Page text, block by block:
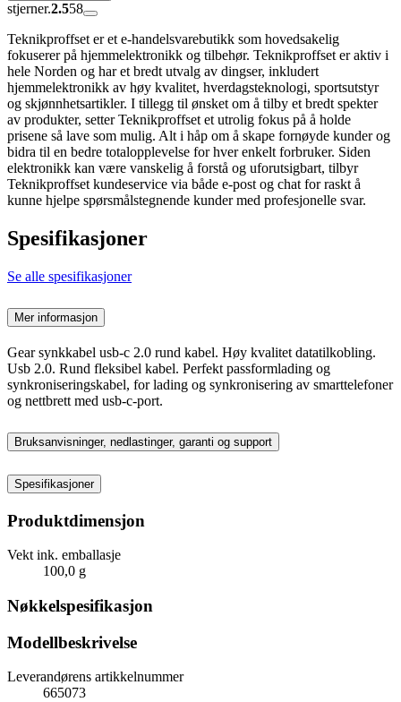
stjerner.2.558
Teknikproffset er et e-handelsvarebutikk som hovedsakelig
fokuserer på hjemmelektronikk og tilbehør. Teknikproffset er aktiv i
hele Norden og har et bredt utvalg av dingser, inkludert
hjemmelektronikk av høy kvalitet, hverdagsteknologi, sportsutstyr
og skjønnhetsartikler. I tillegg til ønsket om å tilby et bredt spekter
av produkter, setter Teknikproffset et utrolig fokus på å holde
prisene så lave som mulig. Alt i håp om å skape fornøyde kunder og
bidra til en bedre totalopplevelse for hver enkelt forbruker. Siden
elektronikk kan være vanskelig å forstå og uforutsigbart, tilbyr
Teknikproffset kundeservice via både e-post og chat for raskt å
kunne hjelpe spørsmålstegnende kunder med profesjonelle svar.
Spesifikasjoner
Se alle spesifikasjoner
Mer informasjon
Gear synkkabel usb-c 2.0 rund kabel. Høy kvalitet datatilkobling.
Usb 2.0. Rund fleksibel kabel. Perfekt passformlading og
synkroniseringskabel, for lading og synkronisering av smarttelefoner
og nettbrett med usb-c-port.
Bruksanvisninger, nedlastinger, garanti og support
Spesifikasjoner
Produktdimensjon
Vekt ink. emballasje
100,0 g
Nøkkelspesifikasjon
Modellbeskrivelse
Leverandørens artikkelnummer
665073